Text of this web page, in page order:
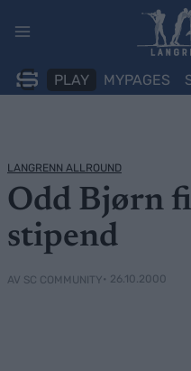
PLAY MYPAGES
LANGRENN ALLROUND
Odd Bjørn
stipend
AV SC COMMUNITY• 26.10.2000